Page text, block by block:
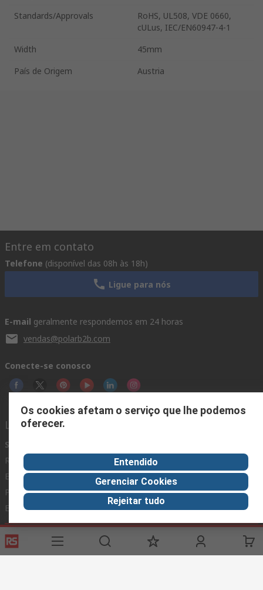
Standards/Approvals
RoHS, UL508, VDE 0660,
cULus, IEC/EN60947-4-1
Width
45mm
País de Origem
Austria
Entre em contato
Telefone (disponível das 08h às 18h)
Ligue para nós
E-mail geralmente respondemos em 24 horas
vendas@polarb2b.com
Conecte-se conosco
Links úteis
Serviços
Registro
Entrega
Pagamento
Exportar
Sobre a RS
RS Mundial
Eletro Componentes
ESG
Fabricação
Condições Gerais do Site
Condições de Venda e Entrega
Política de Privacidade
Cookie Policy
Os cookies afetam o serviço que lhe podemos
oferecer.
Entendido
Gerenciar Cookies
Rejeitar tudo